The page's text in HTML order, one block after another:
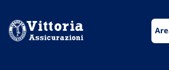
menu
contenuto
footer